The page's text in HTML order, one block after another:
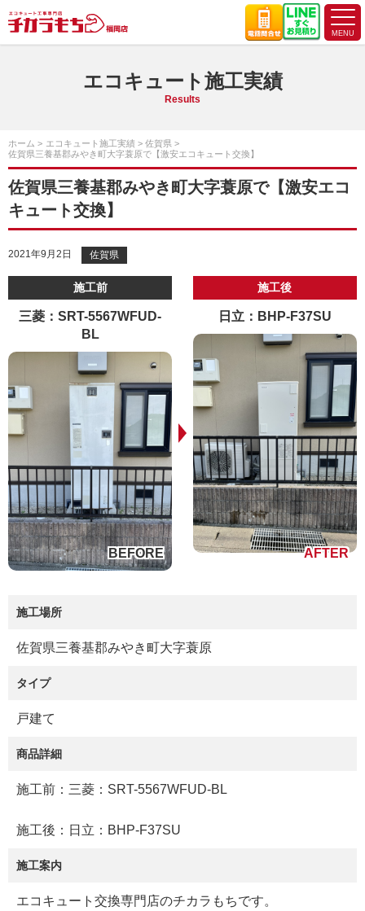
エコキュート施工実績
Results
ホーム エコキュート施工実績
佐賀県
佐賀県三養基郡みやき町大字蓑原で【激安エコキュート交換】
佐賀県三養基郡みやき町大字蓑原で【激安エコ
キュート交換】
2021年9月2日 佐賀県
施工前
三菱：SRT-5567WFUD-
BL
施工後
日立：BHP-F37SU
施工場所
佐賀県三養基郡みやき町大字蓑原
タイプ
戸建て
商品詳細
施工前：三菱：SRT-5567WFUD-BL
施工後：日立：BHP-F37SU
施工案内
エコキュート交換専門店のチカラもちです。